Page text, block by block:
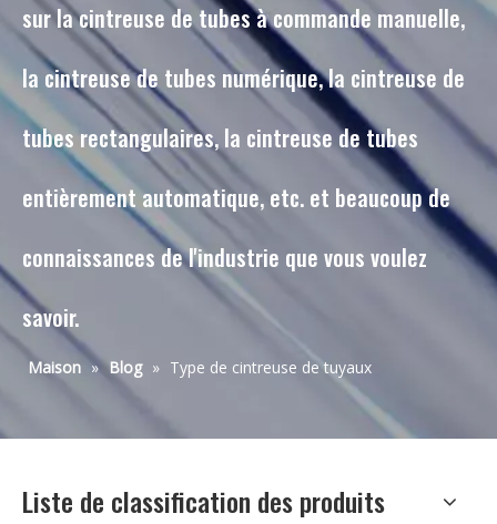
sur la cintreuse de tubes à commande manuelle,
la cintreuse de tubes numérique, la cintreuse de
tubes rectangulaires, la cintreuse de tubes
entièrement automatique, etc. et beaucoup de
connaissances de l'industrie que vous voulez
savoir.
Maison » Blog » Type de cintreuse de tuyaux
Liste de classification des produits